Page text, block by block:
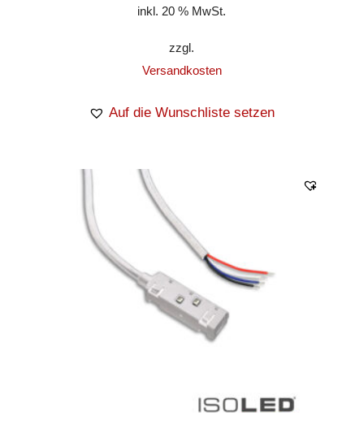
inkl. 20 % MwSt.
zzgl.
Versandkosten
Auf die Wunschliste setzen